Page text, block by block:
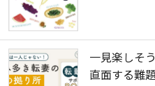
一見楽しそ
直面する難